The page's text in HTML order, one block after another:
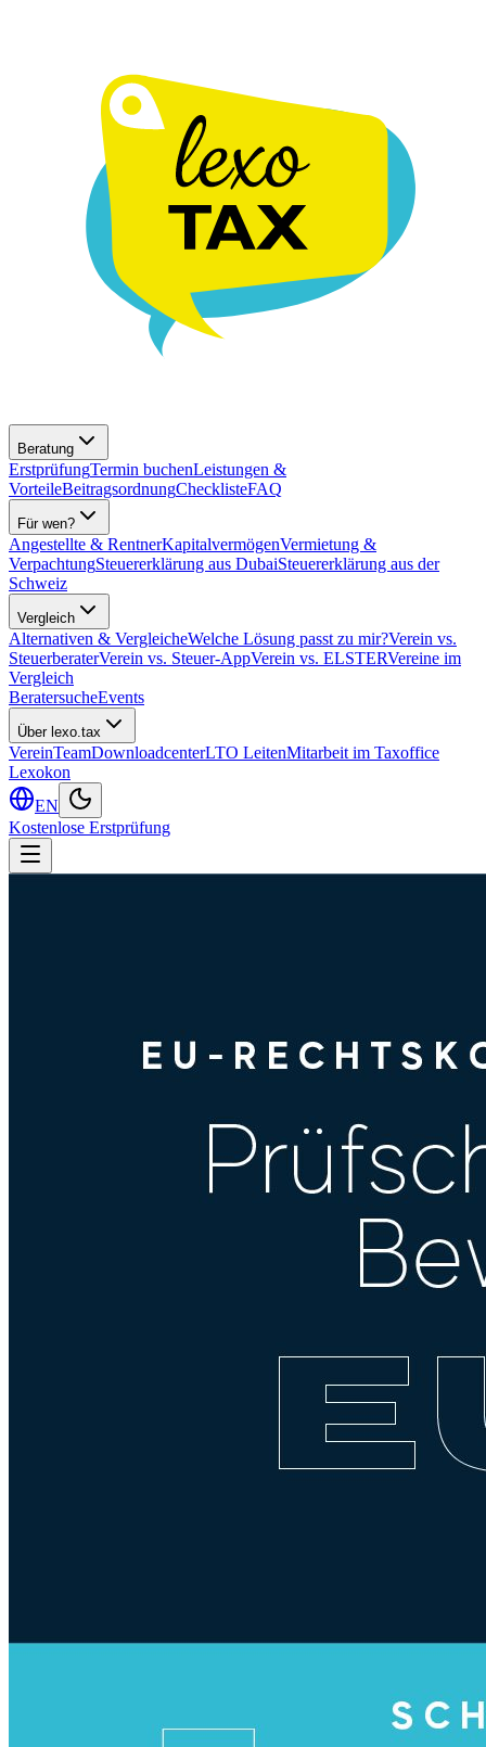
Beratung
ErstprüfungTermin buchenLeistungen &
VorteileBeitragsordnungChecklisteFAQ
Für wen?
Angestellte & RentnerKapitalvermögenVermietung &
VerpachtungSteuererklärung aus DubaiSteuererklärung aus der
Schweiz
Vergleich
Alternativen & VergleicheWelche Lösung passt zu mir?Verein vs.
SteuerberaterVerein vs. Steuer-AppVerein vs. ELSTERVereine im
Vergleich
BeratersucheEvents
Über lexo.tax
VereinTeamDownloadcenterLTO LeitenMitarbeit im Taxoffice
Lexokon
EN
Kostenlose Erstprüfung